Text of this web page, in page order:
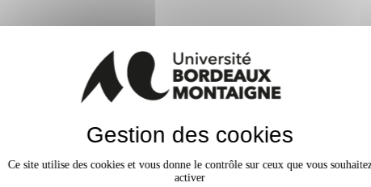
historique, souvent appelé l’ère
outils conceptuels la philosophie
le sens nous échappe. De
de la philosophie, dans toute
de pragmatique, apte à être
réel.
ce que c’est qu’une
exemple le thème de la vérité.
depuis ses débuts et à ce titre
laquelle étudier quelques
Gestion des cookies
Ce site utilise des cookies et vous donne le contrôle sur ceux que vous
activer